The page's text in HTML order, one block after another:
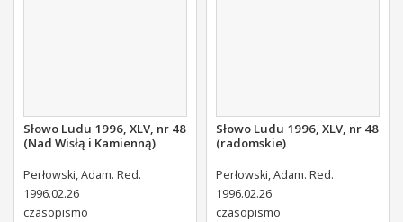
Słowo Ludu 1996, XLV, nr 48
(Nad Wisłą i Kamienną)
Perłowski, Adam. Red.
1996.02.26
czasopismo
Słowo Ludu 1996, XLV, nr 48
(radomskie)
Perłowski, Adam. Red.
1996.02.26
czasopismo